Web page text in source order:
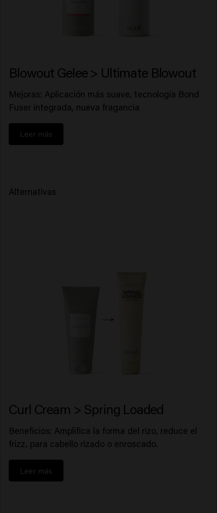
Blowout Gelee > Ultimate Blowout
Mejoras: Aplicación más suave, tecnología Bond
Fuser integrada, nueva fragancia
Leer más
Alternativas
Curl Cream > Spring Loaded
Beneficios: Amplifica la forma del rizo, reduce el
frizz, para cabello rizado o enroscado.
Leer más